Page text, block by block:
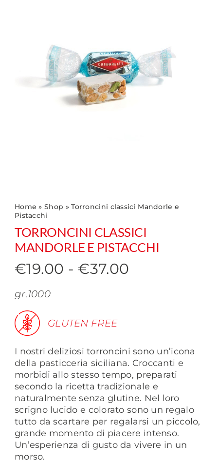
Home »Shop »Torroncini classici Mandorle e
Pistacchi
TORRONCINI CLASSICI
MANDORLE E PISTACCHI
€19.00 - €37.00
a
€37.00
gr.1000
GLUTEN FREE
I nostri deliziosi torroncini sono un’icona
della pasticceria siciliana. Croccanti e
morbidi allo stesso tempo, preparati
secondo la ricetta tradizionale e
naturalmente senza glutine. Nel loro
scrigno lucido e colorato sono un regalo
tutto da scartare per regalarsi un piccolo,
grande momento di piacere intenso.
Un’esperienza di gusto da vivere in un
morso.